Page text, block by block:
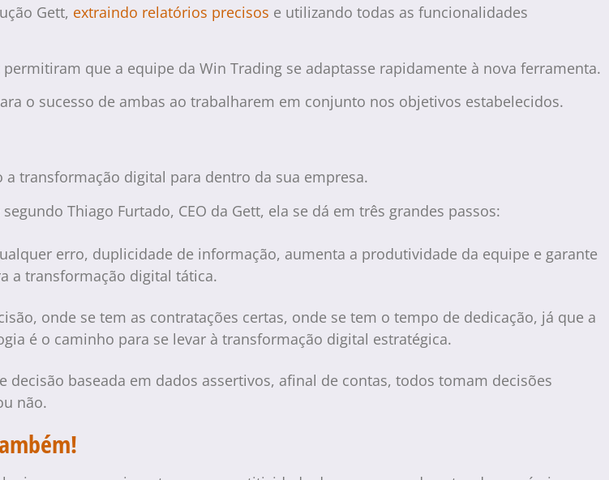
Gett, extraindo relatórios precisos e utilizando todas as funcionalidades
que a equipe da Win Trading se adaptasse rapidamente à nova ferramenta.
o sucesso de ambas ao trabalharem em conjunto nos objetivos estabelecidos.
transformação digital para dentro da sua empresa.
Thiago Furtado, CEO da Gett, ela se dá em três grandes passos:
erro, duplicidade de informação, aumenta a produtividade da equipe e garante
a transformação digital tática.
onde se tem as contratações certas, onde se tem o tempo de dedicação, já que a
é o caminho para se levar à transformação digital estratégica.
baseada em dados assertivos, afinal de contas, todos tomam decisões
não.